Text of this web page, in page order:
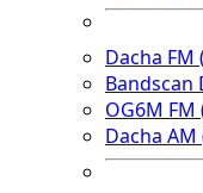
Dacha FM
Bandscan
OG6M FM
Dacha